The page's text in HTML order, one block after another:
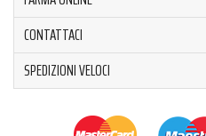
CONTATTACI
SPEDIZIONI VELOCI